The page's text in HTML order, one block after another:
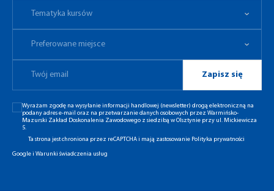
Tematyka kursów
Preferowane miejsce
Zapisz się
Wyrażam zgodę na wysyłanie informacji handlowej (newsletter) drogą elektroniczną na
podany adres e-mail oraz na przetwarzanie danych osobowych przez Warmińsko-
Mazurski Zakład Doskonalenia Zawodowego z siedzibą w Olsztynie przy ul. Mickiewicza
5.
Ta strona jest chroniona przez reCAPTCHA i mają zastosowanie Polityka prywatności
Googlei Warunki świadczenia usług